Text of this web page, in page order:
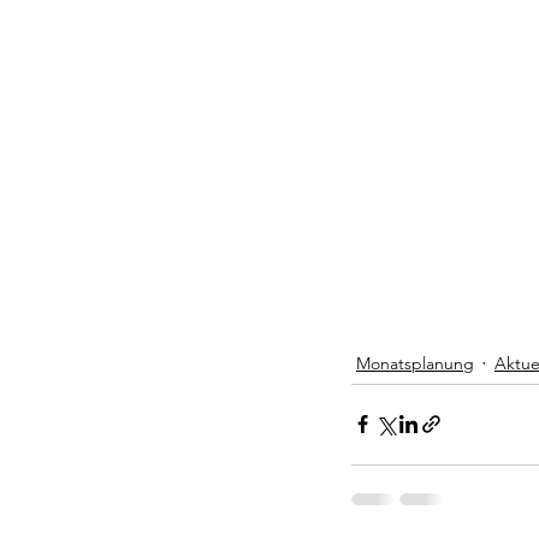
Monatsplanung